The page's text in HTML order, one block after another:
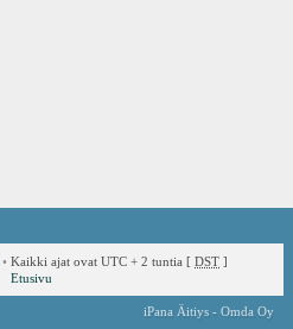
• Kaikki ajat ovat UTC + 2 tuntia [ DST ]
Etusivu
iPana Äitiys - Omda Oy